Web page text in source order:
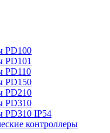
PD100
PD101
PD110
PD150
PD210
PD310
PD310 IP54
контроллеры